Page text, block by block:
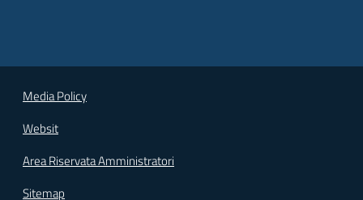
Media Policy
Websit
Area Riservata Amministratori
Sitemap